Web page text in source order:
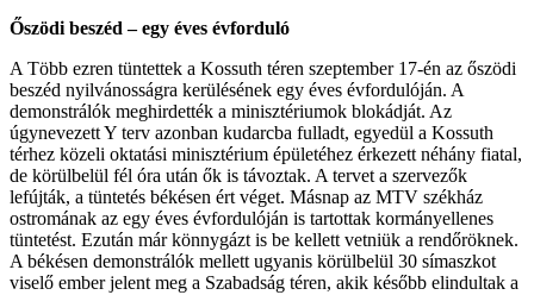
Őszödi beszéd – egy éves évforduló
A Több ezren tüntettek a Kossuth téren szeptember 17-én az őszödi
beszéd nyilvánosságra kerülésének egy éves évfordulóján. A
demonstrálók meghirdették a minisztériumok blokádját. Az
úgynevezett Y terv azonban kudarcba fulladt, egyedül a Kossuth
térhez közeli oktatási minisztérium épületéhez érkezett néhány fiatal,
de körülbelül fél óra után ők is távoztak. A tervet a szervezők
lefújták, a tüntetés békésen ért véget. Másnap az MTV székház
ostromának az egy éves évfordulóján is tartottak kormányellenes
tüntetést. Ezután már könnygázt is be kellett vetniük a rendőröknek.
A békésen demonstrálók mellett ugyanis körülbelül 30 símaszkot
viselő ember jelent meg a Szabadság téren, akik később elindultak a